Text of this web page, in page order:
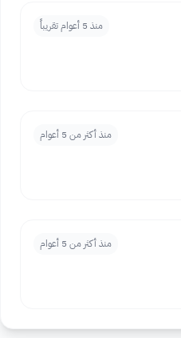
منذ 5 أعوام تقريباً
منذ أكثر من 5 أعوام
منذ أكثر من 5 أعوام